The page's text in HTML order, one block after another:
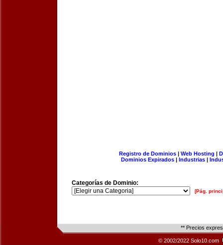
Registro de Dominios| Web Hosting |
Dominios Expirados | Industrias |
Categorías de Dominio:
[Pág.
** Precios
© 2002/2022 Solo10.com